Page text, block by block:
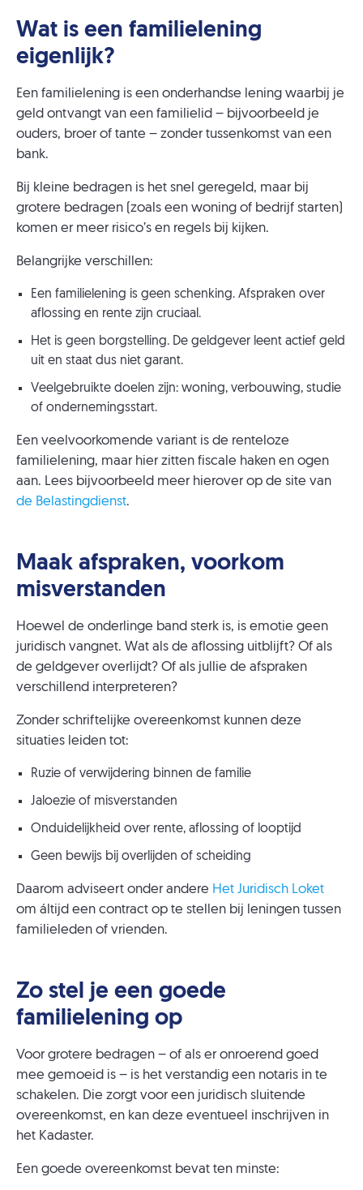
Wat is een familielening
eigenlijk?
Een familielening is een onderhandse lening waarbij je
geld ontvangt van een familielid – bijvoorbeeld je
ouders, broer of tante – zonder tussenkomst van een
bank.
Bij kleine bedragen is het snel geregeld, maar bij
grotere bedragen (zoals een woning of bedrijf starten)
komen er meer risico’s en regels bij kijken.
Belangrijke verschillen:
Een familielening is geen schenking. Afspraken over
aflossing en rente zijn cruciaal.
Het is geen borgstelling. De geldgever leent actief geld
uit en staat dus niet garant.
Veelgebruikte doelen zijn: woning, verbouwing, studie
of ondernemingsstart.
Een veelvoorkomende variant is de renteloze
familielening, maar hier zitten fiscale haken en ogen
aan. Lees bijvoorbeeld meer hierover op de site van
de Belastingdienst.
Maak afspraken, voorkom
misverstanden
Hoewel de onderlinge band sterk is, is emotie geen
juridisch vangnet. Wat als de aflossing uitblijft? Of als
de geldgever overlijdt? Of als jullie de afspraken
verschillend interpreteren?
Zonder schriftelijke overeenkomst kunnen deze
situaties leiden tot:
Ruzie of verwijdering binnen de familie
Jaloezie of misverstanden
Onduidelijkheid over rente, aflossing of looptijd
Geen bewijs bij overlijden of scheiding
Daarom adviseert onder andere Het Juridisch Loket
om áltijd een contract op te stellen bij leningen tussen
familieleden of vrienden.
Zo stel je een goede
familielening op
Voor grotere bedragen – of als er onroerend goed
mee gemoeid is – is het verstandig een notaris in te
schakelen. Die zorgt voor een juridisch sluitende
overeenkomst, en kan deze eventueel inschrijven in
het Kadaster.
Een goede overeenkomst bevat ten minste: